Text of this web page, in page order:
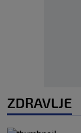
ZDRAVLJE